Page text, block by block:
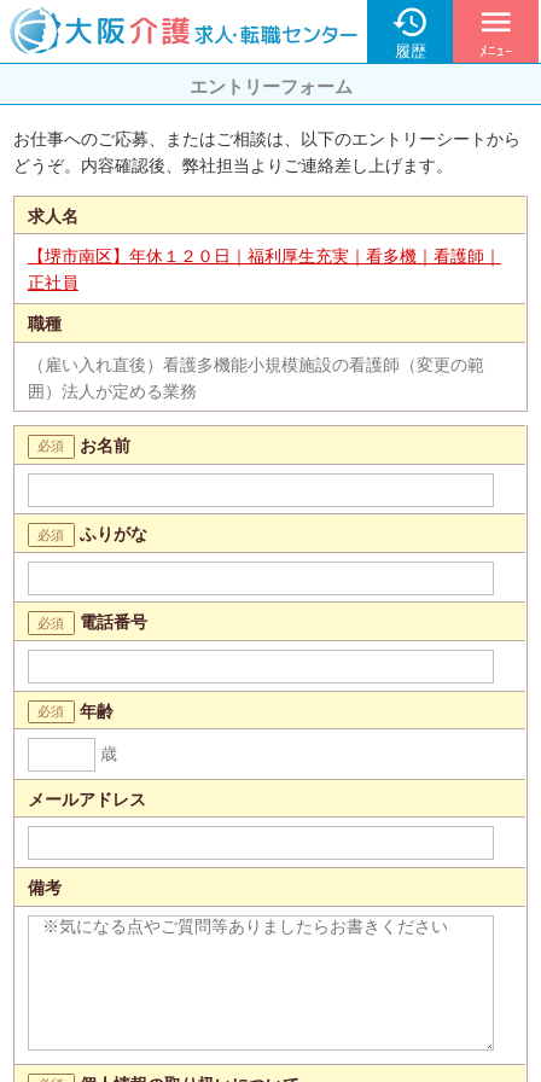

履歴
menu
ﾒﾆｭｰ
エントリーフォーム
お仕事へのご応募、またはご相談は、以下のエントリーシートから
どうぞ。内容確認後、弊社担当よりご連絡差し上げます。
求人名
【堺市南区】年休１２０日｜福利厚生充実｜看多機｜看護師｜
正社員
職種
（雇い入れ直後）看護多機能小規模施設の看護師（変更の範
囲）法人が定める業務
お名前
ふりがな
電話番号
年齢
歳
メールアドレス
備考